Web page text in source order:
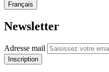
Français
Newsletter
Adresse mail
Inscription